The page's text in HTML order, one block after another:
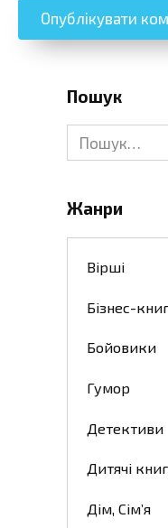
Пошук
Search
for:
Жанри
Вірші
Бізнес-
Бойовики
Гумор
Детективи
Дитячі
Дім, Сім’я